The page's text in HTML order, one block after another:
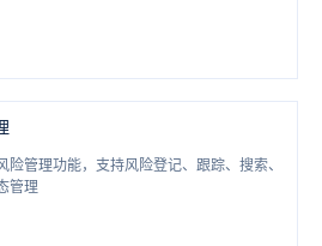
了项目资源日历功能。
险管理功能，支持风险登记、跟踪、搜索、
管理